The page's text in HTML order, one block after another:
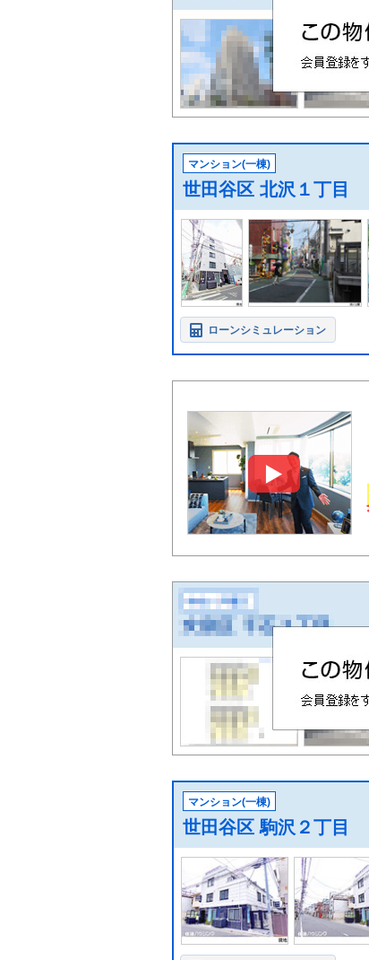
マンション(一棟)
世田谷区 北沢１丁目
ローンシミュレーション
マンション(一棟)
世田谷区 駒沢２丁目